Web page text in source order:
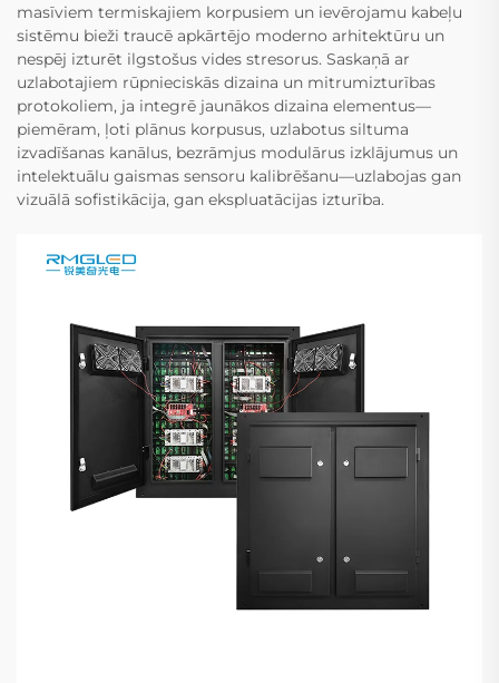
masīviem termiskajiem korpusiem un ievērojamu kabeļu
sistēmu bieži traucē apkārtējo moderno arhitektūru un
nespēj izturēt ilgstošus vides stresorus. Saskaņā ar
uzlabotajiem rūpnieciskās dizaina un mitrumizturības
protokoliem, ja integrē jaunākos dizaina elementus—
piemēram, ļoti plānus korpusus, uzlabotus siltuma
izvadīšanas kanālus, bezrāmjus modulārus izklājumus un
intelektuālu gaismas sensoru kalibrēšanu—uzlabojas gan
vizuālā sofistikācija, gan ekspluatācijas izturība.